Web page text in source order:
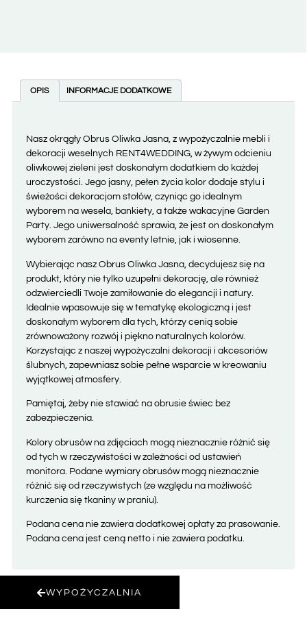
OPIS INFORMACJE DODATKOWE
Nasz okrągły Obrus Oliwka Jasna, z wypożyczalnie mebli i
dekoracji weselnych RENT4WEDDING, w żywym odcieniu
oliwkowej zieleni jest doskonałym dodatkiem do każdej
uroczystości. Jego jasny, pełen życia kolor dodaje stylu i
świeżości dekoracjom stołów, czyniąc go idealnym
wyborem na wesela, bankiety, a także wakacyjne Garden
Party. Jego uniwersalność sprawia, że jest on doskonałym
wyborem zarówno na eventy letnie, jak i wiosenne.
Wybierając nasz Obrus Oliwka Jasna, decydujesz się na
produkt, który nie tylko uzupełni dekorację, ale również
odzwierciedli Twoje zamiłowanie do elegancji i natury.
Idealnie wpasowuje się w tematykę ekologiczną i jest
doskonałym wyborem dla tych, którzy cenią sobie
zrównoważony rozwój i piękno naturalnych kolorów.
Korzystając z naszej wypożyczalni dekoracji i akcesoriów
ślubnych, zapewniasz sobie pełne wsparcie w kreowaniu
wyjątkowej atmosfery.
Pamiętaj, żeby nie stawiać na obrusie świec bez
zabezpieczenia.
Kolory obrusów na zdjęciach mogą nieznacznie różnić się
od tych w rzeczywistości w zależności od ustawień
monitora. Podane wymiary obrusów mogą nieznacznie
różnić się od rzeczywistych (ze względu na możliwość
kurczenia się tkaniny w praniu).
Podana cena nie zawiera dodatkowej opłaty za prasowanie.
Podana cena jest ceną netto i nie zawiera podatku.
WYPOŻYCZALNIA